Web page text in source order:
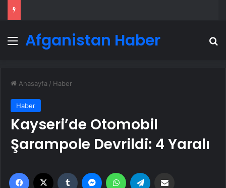
Menü
Afganistan Haber
Anasayfa / Haber
Haber
Kayseri’de Otomobil
Şarampole Devrildi: 4 Yaralı
Facebook Tumblr MessengerWhatsApp